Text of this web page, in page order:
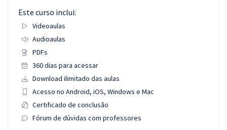
Este curso inclui:
Videoaulas
Audioaulas
PDFs
360 dias para acessar
Download ilimitado das aulas
Acesso no Android, iOS, Windows e Mac
Certificado de conclusão
Fórum de dúvidas com professores